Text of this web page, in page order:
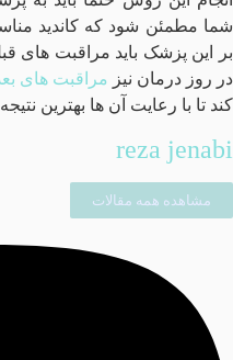
شما مطمئن شود که کاندید
بر این پزشک باید مراقبت های
در روز درمان نیز مراقبت های
کند تا با رعایت آن ها بهترین
reza jenabi
مشاهده همه مقالات